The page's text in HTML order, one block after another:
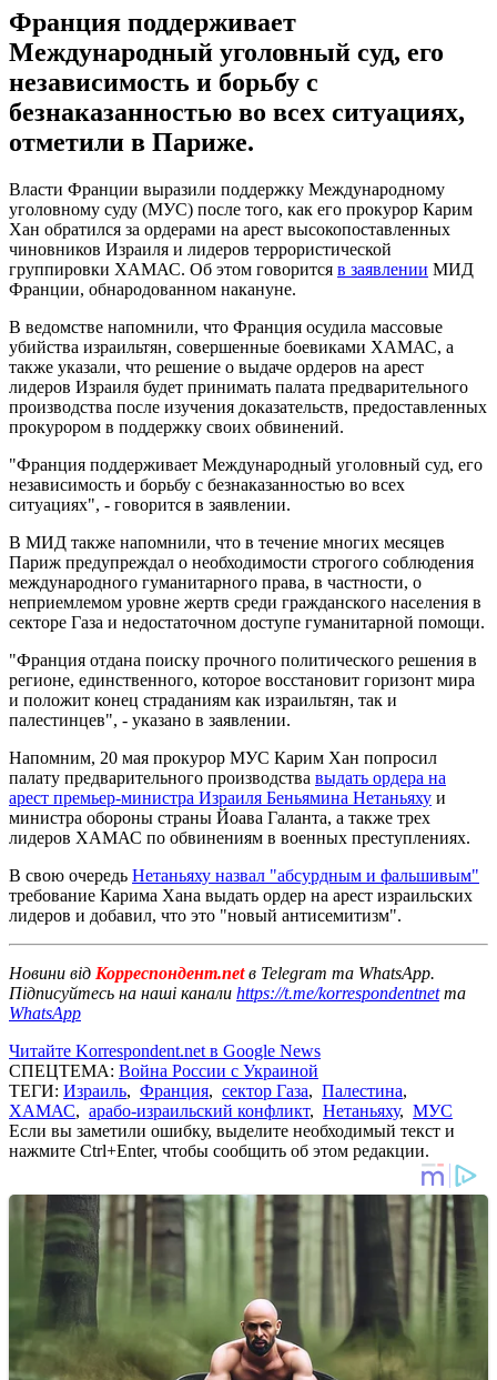
Франция поддерживает
Международный уголовный суд, его
независимость и борьбу с
безнаказанностью во всех ситуациях,
отметили в Париже.
Власти Франции выразили поддержку Международному
уголовному суду (МУС) после того, как его прокурор Карим
Хан обратился за ордерами на арест высокопоставленных
чиновников Израиля и лидеров террористической
группировки ХАМАС. Об этом говорится в заявлении МИД
Франции, обнародованном накануне.
В ведомстве напомнили, что Франция осудила массовые
убийства израильтян, совершенные боевиками ХАМАС, а
также указали, что решение о выдаче ордеров на арест
лидеров Израиля будет принимать палата предварительного
производства после изучения доказательств, предоставленных
прокурором в поддержку своих обвинений.
"Франция поддерживает Международный уголовный суд, его
независимость и борьбу с безнаказанностью во всех
ситуациях", - говорится в заявлении.
В МИД также напомнили, что в течение многих месяцев
Париж предупреждал о необходимости строгого соблюдения
международного гуманитарного права, в частности, о
неприемлемом уровне жертв среди гражданского населения в
секторе Газа и недостаточном доступе гуманитарной помощи.
"Франция отдана поиску прочного политического решения в
регионе, единственного, которое восстановит горизонт мира
и положит конец страданиям как израильтян, так и
палестинцев", - указано в заявлении.
Напомним, 20 мая прокурор МУС Карим Хан попросил
палату предварительного производства выдать ордера на
арест премьер-министра Израиля Беньямина Нетаньяху и
министра обороны страны Йоава Галанта, а также трех
лидеров ХАМАС по обвинениям в военных преступлениях.
В свою очередь Нетаньяху назвал "абсурдным и фальшивым"
требование Карима Хана выдать ордер на арест израильских
лидеров и добавил, что это "новый антисемитизм".
Новини від Корреспондент.netв Telegram та WhatsApp.
Підписуйтесь на наші канали https://t.me/korrespondentnetта
WhatsApp
Читайте Korrespondent.net в Google News
СПЕЦТЕМА: Война России с Украиной
ТЕГИ: Израиль, Франция, сектор Газа, Палестина,
ХАМАС, арабо-израильский конфликт, Нетаньяху, МУС
Если вы заметили ошибку, выделите необходимый текст и
нажмите Ctrl+Enter, чтобы сообщить об этом редакции.